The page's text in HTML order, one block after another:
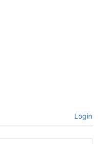
Login